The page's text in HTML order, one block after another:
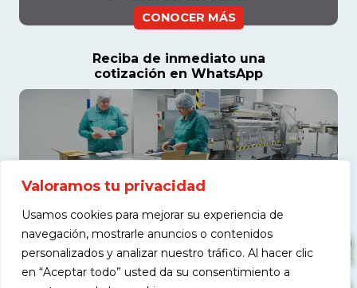
Valoramos tu privacidad
Usamos cookies para mejorar su experiencia de
navegación, mostrarle anuncios o contenidos
personalizados y analizar nuestro tráfico. Al hacer clic
en “Aceptar todo” usted da su consentimiento a
CONOCER MÁS
Reciba de inmediato una
cotización en WhatsApp
COTIZAR